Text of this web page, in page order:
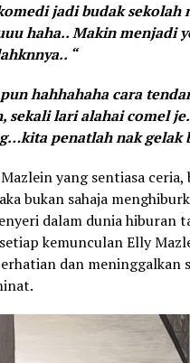
jadi budak sekolah
haha.. Makin menjadi
“
pun hahhahaha cara
sekali lari alahai comel
penatlah nak gelak
yang sentiasa ceria,
bukan sahaja
dalam dunia hiburan
kemunculan Elly
dan meninggalkan